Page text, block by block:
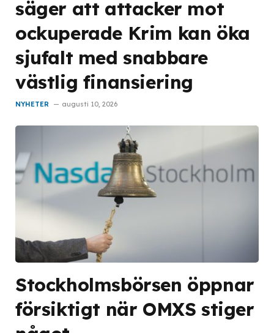
säger att attacker mot
ockuperade Krim kan öka
sjufalt med snabbare
västlig finansiering
NYHETER augusti 10, 2026
Stockholmsbörsen öppnar
försiktigt när OMXS stiger